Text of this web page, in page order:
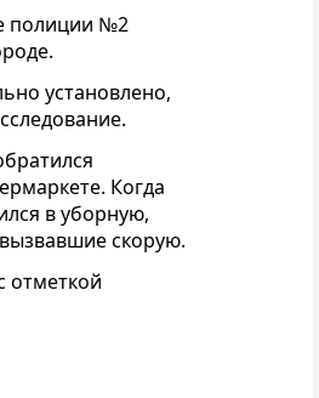
полиции №2
установлено,
Когда
в уборную,
скорую.
отметкой